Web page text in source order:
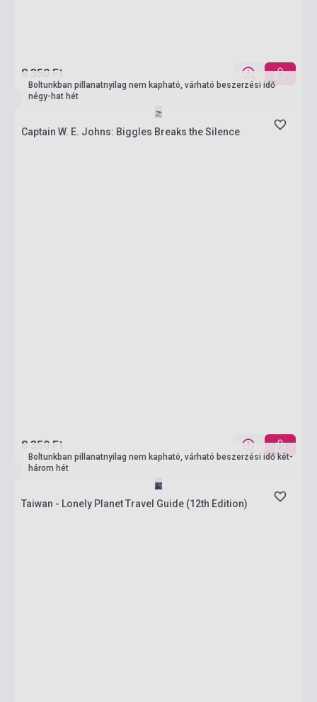
8 350 Ft
Boltunkban pillanatnyilag nem kapható, várható beszerzési idő
négy-hat hét
Captain W. E. Johns: Biggles Breaks the Silence
8 350 Ft
Boltunkban pillanatnyilag nem kapható, várható beszerzési idő két-
három hét
Taiwan - Lonely Planet Travel Guide (12th Edition)